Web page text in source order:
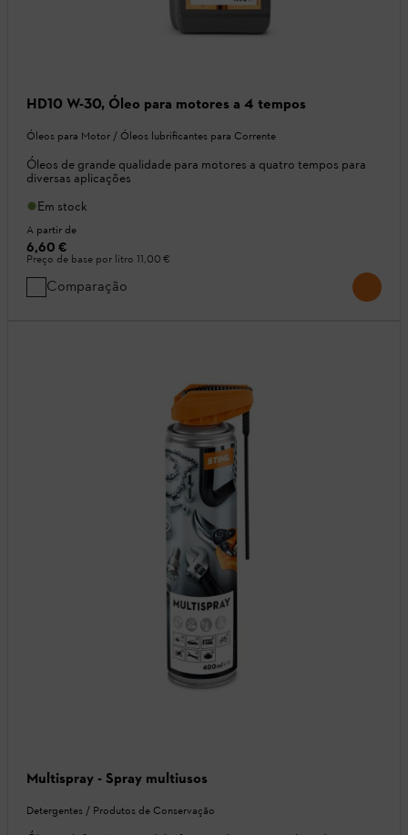
HD10 W-30, Óleo para motores a 4 tempos
Óleos para Motor / Óleos lubrificantes para Corrente
Óleos de grande qualidade para motores a quatro tempos para
diversas aplicações
Em stock
A partir de
6,60 €
Preço de base por litro 11,00 €
Comparação
Multispray - Spray multiusos
Detergentes / Produtos de Conservação